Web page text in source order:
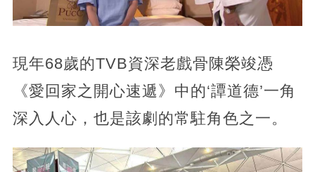
現年68歲的TVB資深老戲骨陳榮竣憑
《愛回家之開心速遞》中的‘譚道德’一角
深入人心，也是該劇的常駐角色之一。